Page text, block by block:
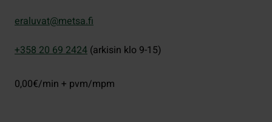
eraluvat@metsa.fi
+358 20 69 2424 (arkisin klo 9-15)
0,00€/min + pvm/mpm